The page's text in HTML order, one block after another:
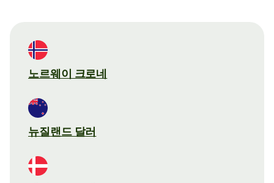
노르웨이 크로네
뉴질랜드 달러